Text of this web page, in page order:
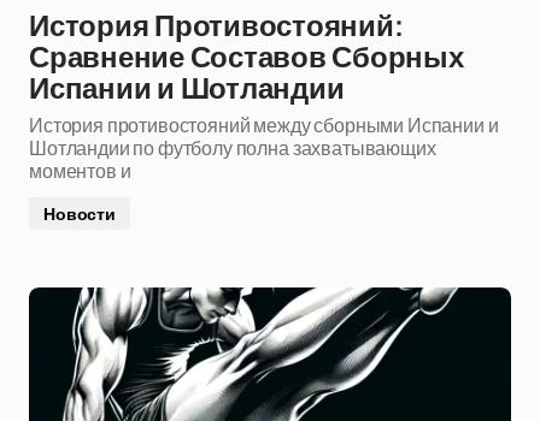
История Противостояний:
Сравнение Составов Сборных
Испании и Шотландии
История противостояний между сборными Испании и
Шотландии по футболу полна захватывающих
моментов и
Новости